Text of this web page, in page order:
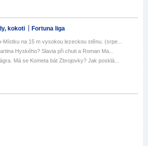
kokoti Fortuna liga
na 15 m vysokou lezeckou stěnu. (srpe...
Hyského? Slavia při chuti a Roman Ma...
Má se Kometa bát Zbrojovky? Jak posklá...